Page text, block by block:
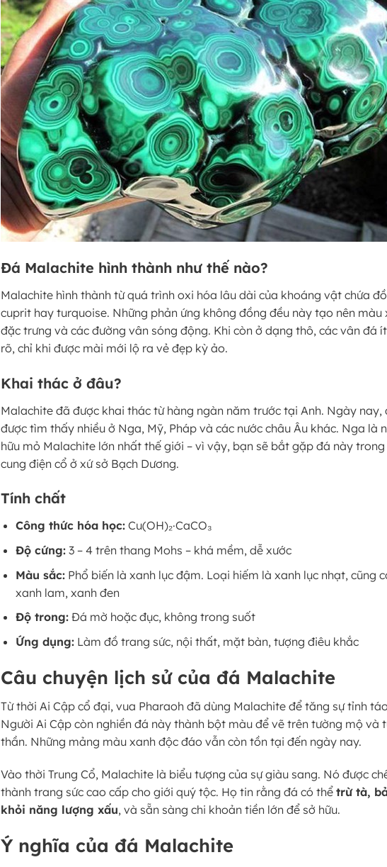
Đá Malachite hình thành như thế nào?
Malachite hình thành từ quá trình oxi hóa lâu dài của khoáng vật chứa
cuprit hay turquoise. Những phản ứng không đồng đều này tạo nên màu
đặc trưng và các đường vân sóng động. Khi còn ở dạng thô, các vân đá
rõ, chỉ khi được mài mới lộ ra vẻ đẹp kỳ ảo.
Khai thác ở đâu?
Malachite đã được khai thác từ hàng ngàn năm trước tại Anh. Ngày nay,
được tìm thấy nhiều ở Nga, Mỹ, Pháp và các nước châu Âu khác. Nga là
hữu mỏ Malachite lớn nhất thế giới – vì vậy, bạn sẽ bắt gặp đá này trong
cung điện cổ ở xứ sở Bạch Dương.
Tính chất
Công thức hóa học:Cu(OH)₂·CaCO₃
Độ cứng:3 – 4 trên thang Mohs – khá mềm, dễ xước
Màu sắc:Phổ biến là xanh lục đậm. Loại hiếm là xanh lục nhạt, cũng
xanh lam, xanh đen
Độ trong:Đá mờ hoặc đục, không trong suốt
Ứng dụng:Làm đồ trang sức, nội thất, mặt bàn, tượng điêu khắc
Câu chuyện lịch sử của đá Malachite
Từ thời Ai Cập cổ đại, vua Pharaoh đã dùng Malachite để tăng sự tỉnh
Người Ai Cập còn nghiền đá này thành bột màu để vẽ trên tường mộ và
thần. Những mảng màu xanh độc đáo vẫn còn tồn tại đến ngày nay.
Vào thời Trung Cổ, Malachite là biểu tượng của sự giàu sang. Nó được
thành trang sức cao cấp cho giới quý tộc. Họ tin rằng đá có thể trừ tà,
khỏi năng lượng xấu, và sẵn sàng chi khoản tiền lớn để sở hữu.
Ý nghĩa của đá Malachite